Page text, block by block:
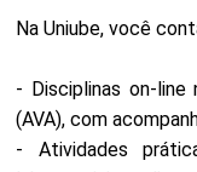
Na Uniube, você
- Disciplinas on-line
(AVA), com
- Atividades